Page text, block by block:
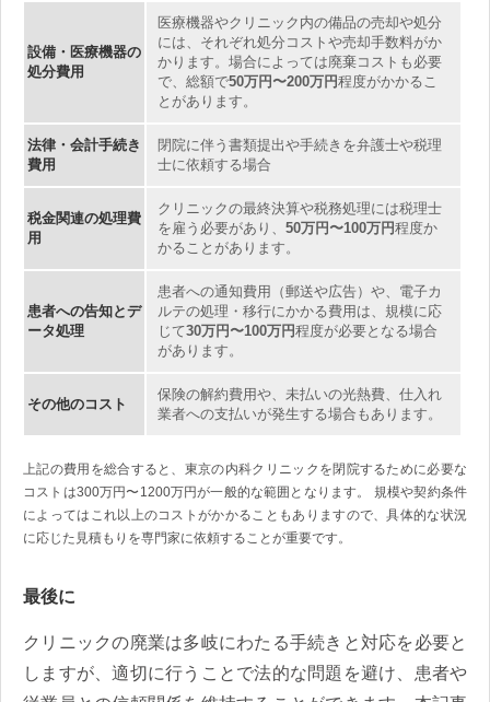
設備・医療機器の
処分費用
医療機器やクリニック内の備品の売却や処分
には、それぞれ処分コストや売却手数料がか
かります。場合によっては廃棄コストも必要
で、総額で50万円〜200万円程度がかかるこ
とがあります。
法律・会計手続き
費用
閉院に伴う書類提出や手続きを弁護士や税理
士に依頼する場合
税金関連の処理費
用
クリニックの最終決算や税務処理には税理士
を雇う必要があり、 50万円〜100万円程度か
かることがあります。
患者への告知とデ
ータ処理
患者への通知費用（郵送や広告）や、電子カ
ルテの処理・移行にかかる費用は、規模に応
じて30万円〜100万円程度が必要となる場合
があります。
その他のコスト
保険の解約費用や、未払いの光熱費、仕入れ
業者への支払いが発生する場合もあります。
上記の費用を総合すると、東京の内科クリニックを閉院するために必要な
コストは300万円〜1200万円が一般的な範囲となります。 規模や契約条件
によってはこれ以上のコストがかかることもありますので、具体的な状況
に応じた見積もりを専門家に依頼することが重要です。
最後に
クリニックの廃業は多岐にわたる手続きと対応を必要と
しますが、適切に行うことで法的な問題を避け、患者や